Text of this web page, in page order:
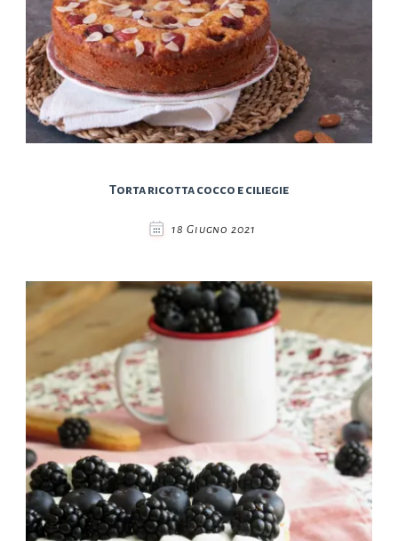
Torta ricotta cocco e ciliegie
18 Giugno 2021